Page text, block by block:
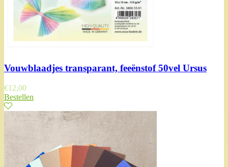
Vouwblaadjes transparant, feeënstof 50vel Ursus
€12,00
Bestellen